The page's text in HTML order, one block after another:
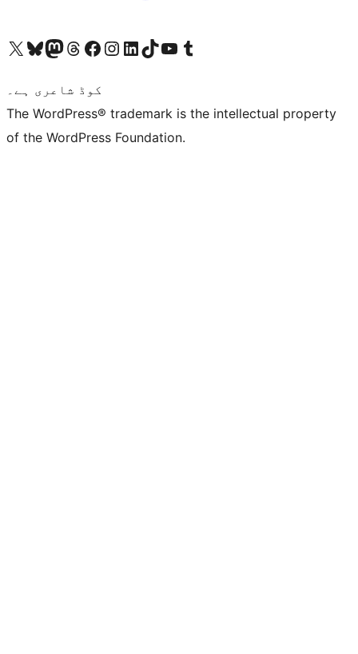
Visit our X (formerly Twitter) account
ہمارے بلیواسکائی اکاؤنٹ پر جائیں
Visit our Mastodon account
ہمارے ٹھریڈز اکاؤنٹ پر جائیں
Visit our Facebook page
Visit our Instagram account
Visit our LinkedIn account
ہمارے ٹک ٹاک اکاؤنٹ پر جائیں
Visit our YouTube channel
ہمارے ٹمبلر اکاؤنٹ پر جائیں
کوڈ شاعری ہے۔
The WordPress® trademark is the intellectual property
of the WordPress Foundation.